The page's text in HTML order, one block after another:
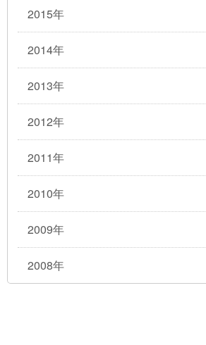
2015年
2014年
2013年
2012年
2011年
2010年
2009年
2008年